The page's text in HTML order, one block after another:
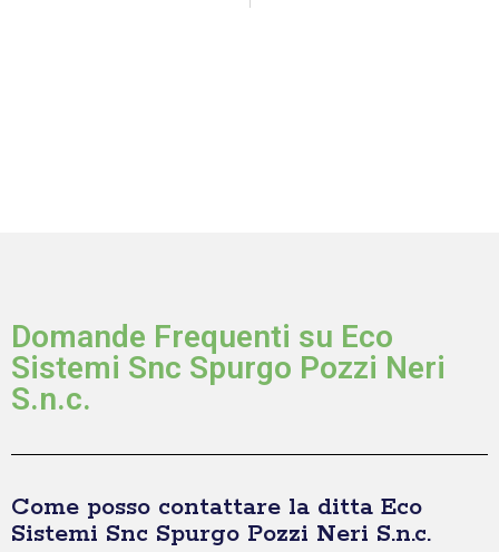
Domande Frequenti su Eco
Sistemi Snc Spurgo Pozzi Neri
S.n.c.
Come posso contattare la ditta Eco
Sistemi Snc Spurgo Pozzi Neri S.n.c.